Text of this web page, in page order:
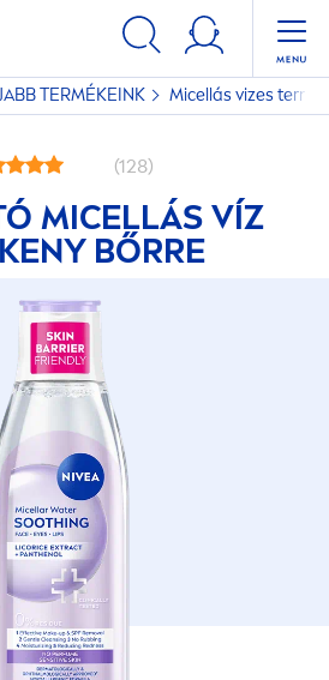
TERMÉKEINK Micellás vizes
(128)
MICELLÁS VÍZ
BŐRRE